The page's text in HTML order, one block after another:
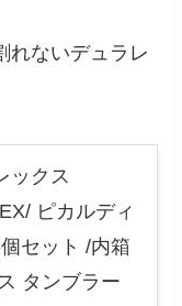
れないデュラレ
ックス
ピカルディ
セット /内箱
タンブラー